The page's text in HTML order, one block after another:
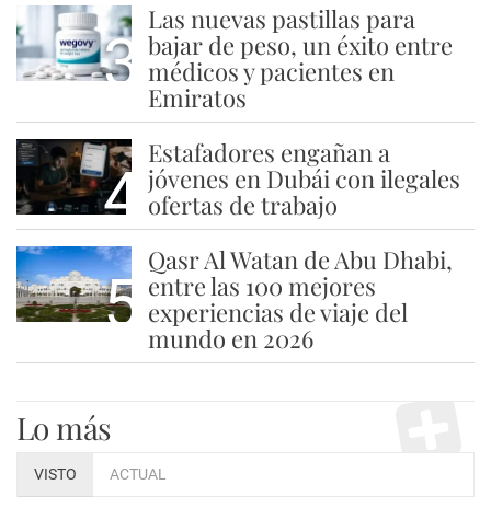
3
Las nuevas pastillas para
bajar de peso, un éxito entre
médicos y pacientes en
Emiratos
4
Estafadores engañan a
jóvenes en Dubái con ilegales
ofertas de trabajo
5
Qasr Al Watan de Abu Dhabi,
entre las 100 mejores
experiencias de viaje del
mundo en 2026
Lo más
VISTO ACTUAL